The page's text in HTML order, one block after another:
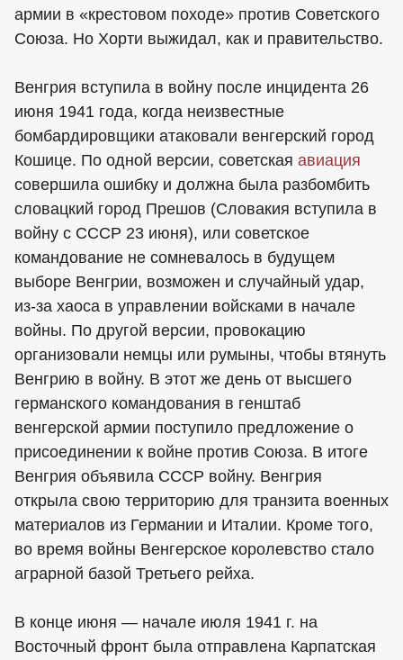
армии в «крестовом походе» против Советского
Союза. Но Хорти выжидал, как и правительство.
Венгрия вступила в войну после инцидента 26
июня 1941 года, когда неизвестные
бомбардировщики атаковали венгерский город
Кошице. По одной версии, советская авиация
совершила ошибку и должна была разбомбить
словацкий город Прешов (Словакия вступила в
войну с СССР 23 июня), или советское
командование не сомневалось в будущем
выборе Венгрии, возможен и случайный удар,
из-за хаоса в управлении войсками в начале
войны. По другой версии, провокацию
организовали немцы или румыны, чтобы втянуть
Венгрию в войну. В этот же день от высшего
германского командования в генштаб
венгерской армии поступило предложение о
присоединении к войне против Союза. В итоге
Венгрия объявила СССР войну. Венгрия
открыла свою территорию для транзита военных
материалов из Германии и Италии. Кроме того,
во время войны Венгерское королевство стало
аграрной базой Третьего рейха.
В конце июня — начале июля 1941 г. на
Восточный фронт была отправлена Карпатская